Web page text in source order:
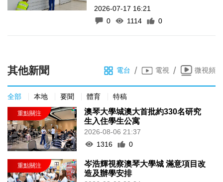
2026-07-17 16:21
0
1114 0
其他新聞 電台 / 電視 / 微視頻
全部 本地 要聞 體育 特稿
澳琴大學城澳大首批約330名研究
生入住學生公寓
2026-08-06 21:37
1316
0
岑浩輝視察澳琴大學城 滿意項目改
造及辦學安排